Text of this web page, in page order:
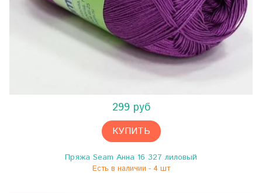
299 руб
КУПИТЬ
Пряжа Seam Анна 16 327 лиловый
Есть в наличии - 4 шт